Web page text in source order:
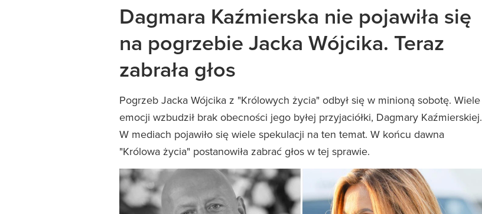
Dagmara Kaźmierska nie pojawiła się
na pogrzebie Jacka Wójcika. Teraz
zabrała głos
Pogrzeb Jacka Wójcika z "Królowych życia" odbył się w minioną sobotę. Wiele
emocji wzbudził brak obecności jego byłej przyjaciółki, Dagmary Kaźmierskiej.
W mediach pojawiło się wiele spekulacji na ten temat. W końcu dawna
"Królowa życia" postanowiła zabrać głos w tej sprawie.